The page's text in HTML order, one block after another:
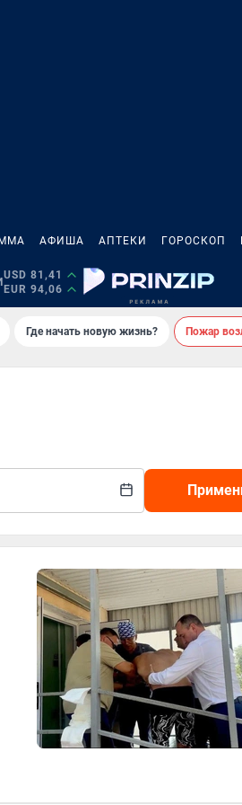
АФИША АПТЕКИ ГОРОСКОП
USD 81,41
EUR 94,06
Где начать новую жизнь? Пожар